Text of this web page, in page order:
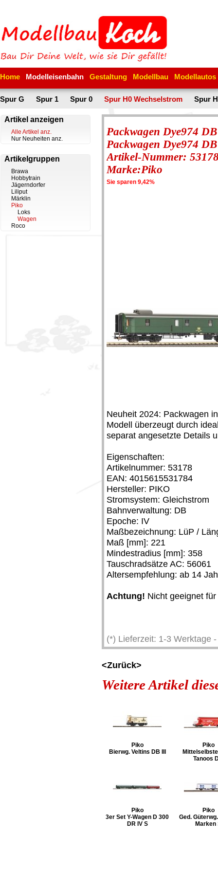
Home Modelleisenbahn Gestaltung Modellbau Modellautos
Spur G Spur 1 Spur 0 Spur H0 Wechselstrom Spur
Artikel anzeigen
Alle Artikel anz.
Nur Neuheiten anz.
Artikelgruppen
Brawa
Hobbytrain
Jägerndorfer
Liliput
Märklin
Piko
Loks
Wagen
Roco
Packwagen Dye974
Packwagen Dye974
Artikel-Nummer:
Marke:Piko
Sie sparen 9,42%
Neuheit 2024: Packwagen
Modell überzeugt durch
separat angesetzte Details
Eigenschaften:
Artikelnummer: 53178
EAN: 4015615531784
Hersteller: PIKO
Stromsystem: Gleichstrom
Bahnverwaltung: DB
Epoche: IV
Maßbezeichnung: LüP /
Maß [mm]: 221
Mindestradius [mm]: 358
Tauschradsätze AC: 56061
Altersempfehlung: ab 14
Achtung! Nicht geeignet
(*) Lieferzeit: 1-3 Werktage
<Zurück>
Weitere Artikel
Piko
Bierwg. Veltins DB III
Piko
Tanoos
Piko
3er Set Y-Wagen D 300
DR IV S
Piko
Ged.
Marken